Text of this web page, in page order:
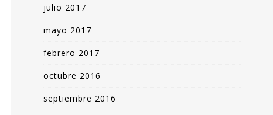
julio 2017
mayo 2017
febrero 2017
octubre 2016
septiembre 2016